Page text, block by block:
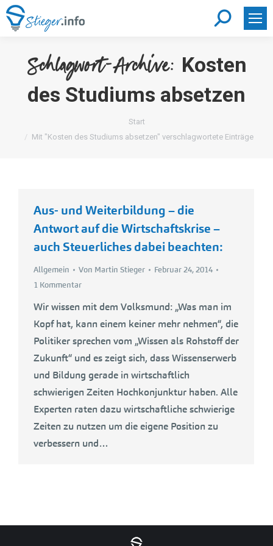
Search:
Schlagwort-Archive: Kosten
des Studiums absetzen
Start
Mit "Kosten des Studiums absetzen" verschlagwortete Einträge
Aus- und Weiterbildung – die
Antwort auf die Wirtschaftskrise –
auch Steuerliches dabei beachten:
Allgemein Von Martin Stieger
Februar 24, 2014
1 Kommentar
Wir wissen mit dem Volksmund: „Was man im
Kopf hat, kann einem keiner mehr nehmen“, die
Politiker sprechen vom „Wissen als Rohstoff der
Zukunft“ und es zeigt sich, dass Wissenserwerb
und Bildung gerade in wirtschaftlich
schwierigen Zeiten Hochkonjunktur haben. Alle
Experten raten dazu wirtschaftliche schwierige
Zeiten zu nutzen um die eigene Position zu
verbessern und…